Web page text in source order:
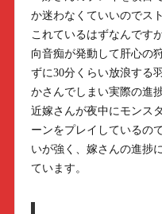
か迷わなくていいのでス
これているはずなんです
向音痴が発動して肝心の
ずに30分くらい放浪する
かさんでしまい実際の進
近嫁さんが夜中にモンス
ーンをプレイしているの
いが強く、嫁さんの進捗
ています。